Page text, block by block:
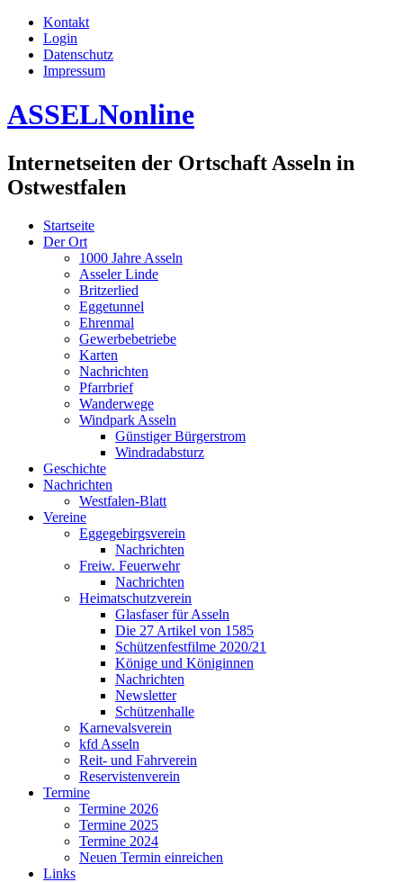
Kontakt
Login
Datenschutz
Impressum
ASSELNonline
Internetseiten der Ortschaft Asseln in
Ostwestfalen
Startseite
Der Ort
1000 Jahre Asseln
Asseler Linde
Britzerlied
Eggetunnel
Ehrenmal
Gewerbebetriebe
Karten
Nachrichten
Pfarrbrief
Wanderwege
Windpark Asseln
Günstiger Bürgerstrom
Windradabsturz
Geschichte
Nachrichten
Westfalen-Blatt
Vereine
Eggegebirgsverein
Nachrichten
Freiw. Feuerwehr
Nachrichten
Heimatschutzverein
Glasfaser für Asseln
Die 27 Artikel von 1585
Schützenfestfilme 2020/21
Könige und Königinnen
Nachrichten
Newsletter
Schützenhalle
Karnevalsverein
kfd Asseln
Reit- und Fahrverein
Reservistenverein
Termine
Termine 2026
Termine 2025
Termine 2024
Neuen Termin einreichen
Links